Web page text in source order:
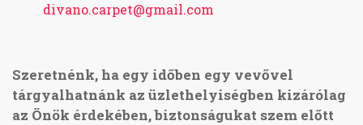
divano.carpet@gmail.com
Szeretnénk, ha egy időben egy vevővel
tárgyalhatnánk az üzlethelyiségben kizárólag
az Önök érdekében, biztonságukat szem előtt